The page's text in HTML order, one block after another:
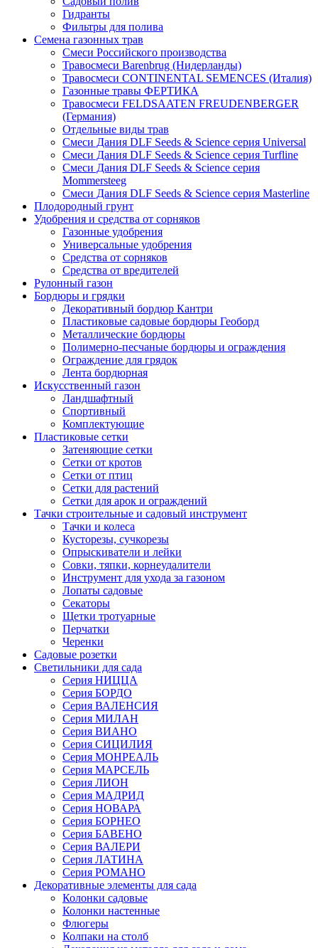
Гидранты
Фильтры для полива
Семена газонных трав
Смеси Российского производства
Травосмеси Barenbrug (Нидерланды)
Травосмеси CONTINENTAL SEMENCES (Италия)
Газонные травы ФЕРТИКА
Травосмеси FELDSAATEN FREUDENBERGER
(Германия)
Отдельные виды трав
Смеси Дания DLF Seeds & Sciеnce серия Universal
Смеси Дания DLF Seeds & Sciеnce серия Turfline
Смеси Дания DLF Seeds & Sciеnce серия
Mommersteeg
Смеси Дания DLF Seeds & Sciеnce серия Masterline
Плодородный грунт
Удобрения и средства от сорняков
Газонные удобрения
Универсальные удобрения
Средства от сорняков
Средства от вредителей
Рулонный газон
Бордюры и грядки
Декоративный бордюр Кантри
Пластиковые садовые бордюры Геоборд
Металлические бордюры
Полимерно-песчаные бордюры и ограждения
Ограждение для грядок
Лента бордюрная
Искусственный газон
Ландшафтный
Спортивный
Комплектующие
Пластиковые сетки
Затеняющие сетки
Сетки от кротов
Сетки от птиц
Сетки для растений
Сетки для арок и ограждений
Тачки строительные и садовый инструмент
Тачки и колеса
Кусторезы, сучкорезы
Опрыскиватели и лейки
Совки, тяпки, корнеудалители
Инструмент для ухода за газоном
Лопаты садовые
Секаторы
Щетки тротуарные
Перчатки
Черенки
Садовые розетки
Светильники для сада
Серия НИЦЦА
Серия БОРДО
Серия ВАЛЕНСИЯ
Серия МИЛАН
Серия ВИАНО
Серия СИЦИЛИЯ
Серия МОНРЕАЛЬ
Серия МАРСЕЛЬ
Серия ЛИОН
Серия МАДРИД
Серия НОВАРА
Серия БОРНЕО
Серия БАВЕНО
Серия ВАЛЕРИ
Серия ЛАТИНА
Серия РОМАНО
Декоративные элементы для сада
Колонки садовые
Колонки настенные
Флюгеры
Колпаки на столб